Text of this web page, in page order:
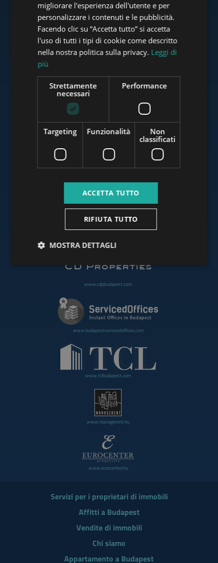
www.towerassistance.com
www.budapestluxuryapartments.hu
www.budapestoffices.net
www.budapestpropertysellers.com
www.cdpbudapest.com
www.budapestservicedoffices.com
www.tclbudapest.com
www.managerent.hu
www.eurocenter.hu
Servizi per i proprietari di immobili
Affitti a Budapest
Vendite di immobili
Chi siamo
Appartamento a Budapest
FRENCH
ITALIAN
SPANISH
ARABIC
migliorare l'esperienza dell'utente e per
personalizzare i contenuti e le pubblicità.
Facendo clic su “Accetta tutto” si accetta
l'uso di tutti i tipi di cookie come descritto
nella nostra politica sulla privacy. Leggi di
più
Strettamente
necessari
Performance
Targeting Funzionalità
Non
classificati
ACCETTA TUTTO
RIFIUTA TUTTO
MOSTRA DETTAGLI